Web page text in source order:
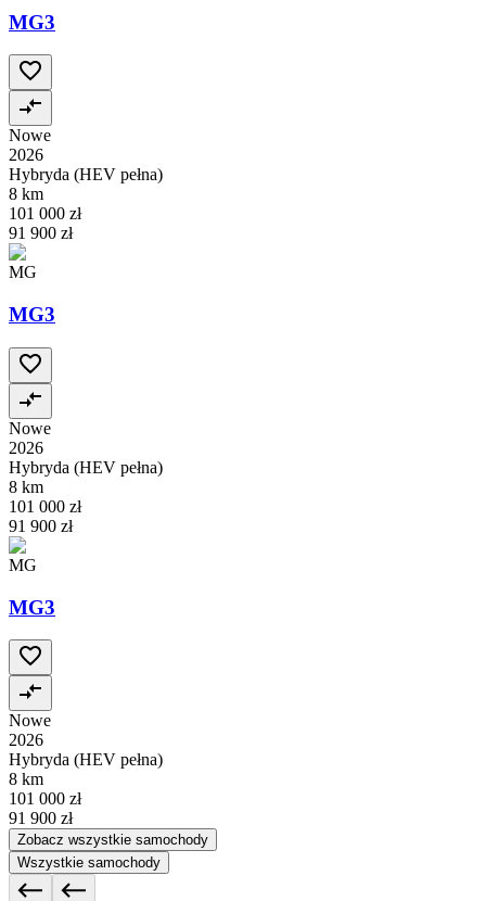
MG3
Nowe
2026
Hybryda (HEV pełna)
8 km
101 000 zł
91 900 zł
MG
MG3
Nowe
2026
Hybryda (HEV pełna)
8 km
101 000 zł
91 900 zł
MG
MG3
Nowe
2026
Hybryda (HEV pełna)
8 km
101 000 zł
91 900 zł
Zobacz wszystkie samochody
Wszystkie samochody